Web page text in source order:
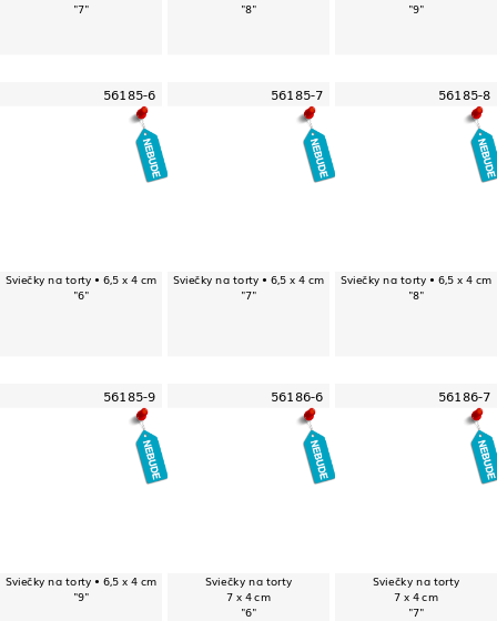
"7"
"8"
"9"
56185-6
Sviečky na torty • 6,5 x 4 cm
"6"
56185-7
Sviečky na torty • 6,5 x 4 cm
"7"
56185-8
Sviečky na torty • 6,5 x 4 cm
"8"
56185-9
Sviečky na torty • 6,5 x 4 cm
"9"
56186-6
Sviečky na torty
7 x 4 cm
"6"
56186-7
Sviečky na torty
7 x 4 cm
"7"